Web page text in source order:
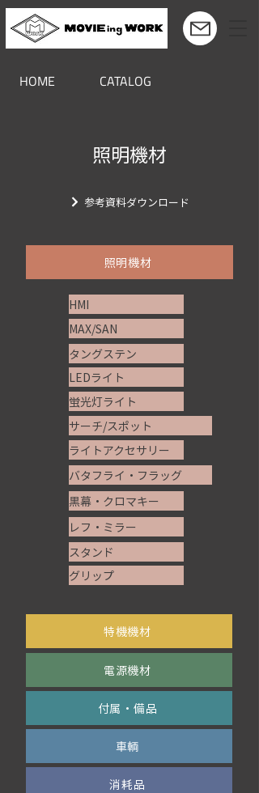
グリップ
スタンド
レフ・ミラー
黒幕・クロマキー
バタフライ・フラッグ
ライトアクセサリー
サーチ/スポット
蛍光灯ライト
LEDライト
タングステン
MAX/SAN
HMI
HOME CATALOG
​特機機材
電源機材
付属・備品
消耗品
車輌
参考資料ダウンロード
照明機材
照明機材